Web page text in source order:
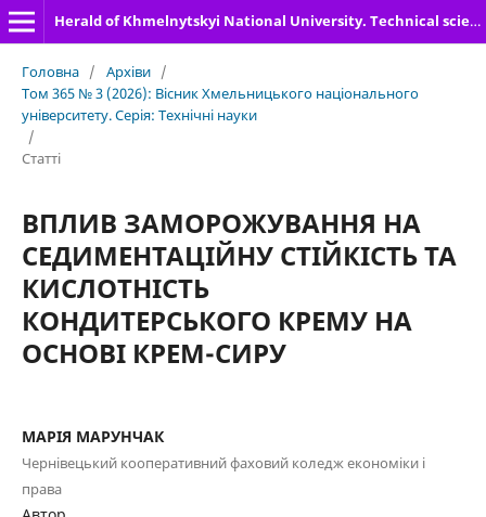
Herald of Khmelnytskyi National University. Technical sciences
Головна / Архіви /
Том 365 № 3 (2026): Вісник Хмельницького національного
університету. Серія: Технічні науки
/
Статті
ВПЛИВ ЗАМОРОЖУВАННЯ НА
СЕДИМЕНТАЦІЙНУ СТІЙКІСТЬ ТА
КИСЛОТНІСТЬ
КОНДИТЕРСЬКОГО КРЕМУ НА
ОСНОВІ КРЕМ-СИРУ
МАРІЯ МАРУНЧАК
Чернівецький кооперативний фаховий коледж економіки і
права